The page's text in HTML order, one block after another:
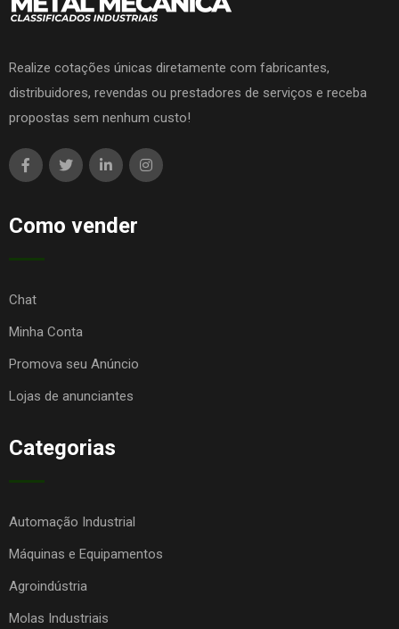
Realize cotações únicas diretamente com fabricantes,
distribuidores, revendas ou prestadores de serviços e receba
propostas sem nenhum custo!
Como vender
Chat
Minha Conta
Promova seu Anúncio
Lojas de anunciantes
Categorias
Automação Industrial
Máquinas e Equipamentos
Agroindústria
Molas Industriais